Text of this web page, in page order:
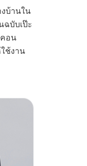
งบ้านใน
ฉบับเป๊ะ
คอน
ช้งาน